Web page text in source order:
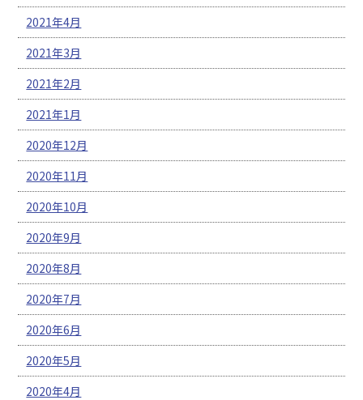
2021年4月
2021年3月
2021年2月
2021年1月
2020年12月
2020年11月
2020年10月
2020年9月
2020年8月
2020年7月
2020年6月
2020年5月
2020年4月